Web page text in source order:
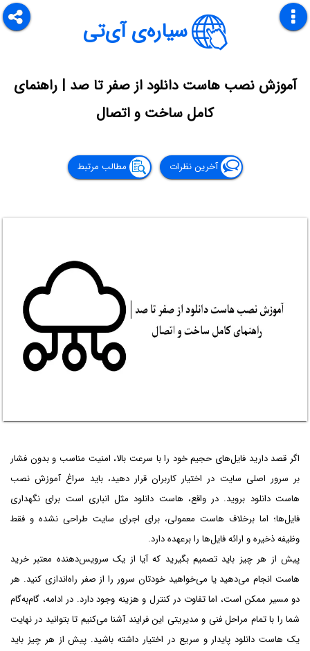
سیاره‌ی آی‌تی
آموزش نصب هاست دانلود از صفر تا صد | راهنمای
کامل ساخت و اتصال
آخرین نظرات مطالب مرتبط
اگر قصد دارید فایل‌های حجیم خود را با سرعت بالا، امنیت مناسب و بدون فشار
بر سرور اصلی سایت در اختیار کاربران قرار دهید، باید سراغ آموزش نصب
هاست دانلود بروید. در واقع، هاست دانلود مثل انباری است برای نگهداری
فایل‌ها؛ اما برخلاف هاست معمولی، برای اجرای سایت طراحی نشده و فقط
وظیفه ذخیره و ارائه فایل‌ها را برعهده دارد.
پیش از هر چیز باید تصمیم بگیرید که آیا از یک سرویس‌دهنده معتبر خرید
هاست انجام می‌دهید یا می‌خواهید خودتان سرور را از صفر راه‌اندازی کنید. هر
دو مسیر ممکن است، اما تفاوت در کنترل و هزینه وجود دارد. در ادامه، گام‌به‌گام
شما را با تمام مراحل فنی و مدیریتی این فرایند آشنا می‌کنیم تا بتوانید در نهایت
یک هاست دانلود پایدار و سریع در اختیار داشته باشید. پیش از هر چیز باید